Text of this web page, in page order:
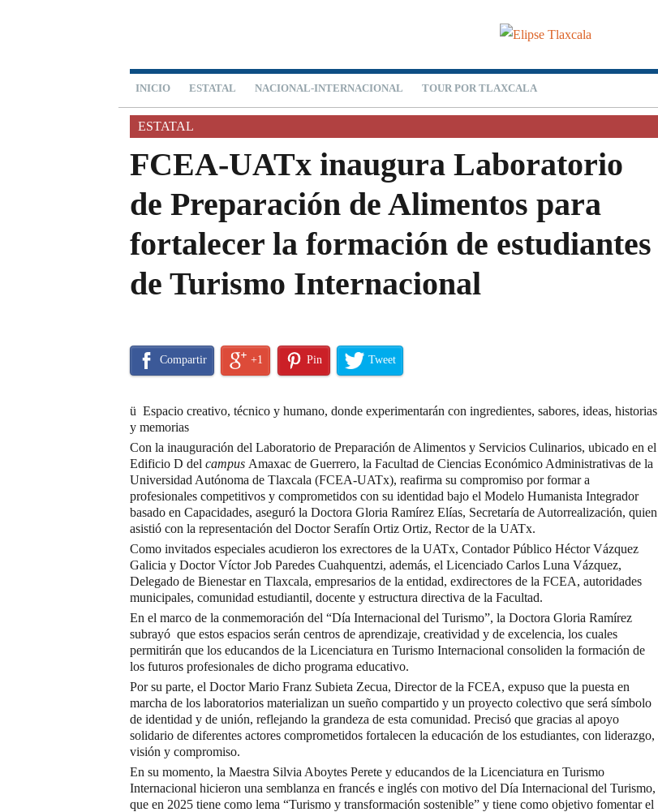
INICIO ESTATAL NACIONAL-INTERNACIONAL TOUR POR TLAXCALA
ESTATAL
FCEA-UATx inaugura Laboratorio
de Preparación de Alimentos para
fortalecer la formación de estudiantes
de Turismo Internacional
Compartir +1 Pin Tweet
ü Espacio creativo, técnico y humano, donde experimentarán con ingredientes, sabores, ideas, historias
y memorias
Con la inauguración del Laboratorio de Preparación de Alimentos y Servicios Culinarios, ubicado en el
Edificio D del campus Amaxac de Guerrero, la Facultad de Ciencias Económico Administrativas de la
Universidad Autónoma de Tlaxcala (FCEA-UATx), reafirma su compromiso por formar a
profesionales competitivos y comprometidos con su identidad bajo el Modelo Humanista Integrador
basado en Capacidades, aseguró la Doctora Gloria Ramírez Elías, Secretaría de Autorrealización, quien
asistió con la representación del Doctor Serafín Ortiz Ortiz, Rector de la UATx.
Como invitados especiales acudieron los exrectores de la UATx, Contador Público Héctor Vázquez
Galicia y Doctor Víctor Job Paredes Cuahquentzi, además, el Licenciado Carlos Luna Vázquez,
Delegado de Bienestar en Tlaxcala, empresarios de la entidad, exdirectores de la FCEA, autoridades
municipales, comunidad estudiantil, docente y estructura directiva de la Facultad.
En el marco de la conmemoración del “Día Internacional del Turismo”, la Doctora Gloria Ramírez
subrayó que estos espacios serán centros de aprendizaje, creatividad y de excelencia, los cuales
permitirán que los educandos de la Licenciatura en Turismo Internacional consoliden la formación de
los futuros profesionales de dicho programa educativo.
Por su parte, el Doctor Mario Franz Subieta Zecua, Director de la FCEA, expuso que la puesta en
marcha de los laboratorios materializan un sueño compartido y un proyecto colectivo que será símbolo
de identidad y de unión, reflejando la grandeza de esta comunidad. Precisó que gracias al apoyo
solidario de diferentes actores comprometidos fortalecen la educación de los estudiantes, con liderazgo,
visión y compromiso.
En su momento, la Maestra Silvia Aboytes Perete y educandos de la Licenciatura en Turismo
Internacional hicieron una semblanza en francés e inglés con motivo del Día Internacional del Turismo,
que en 2025 tiene como lema “Turismo y transformación sostenible” y tiene como objetivo fomentar el